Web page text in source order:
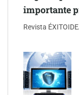
importante
Revista